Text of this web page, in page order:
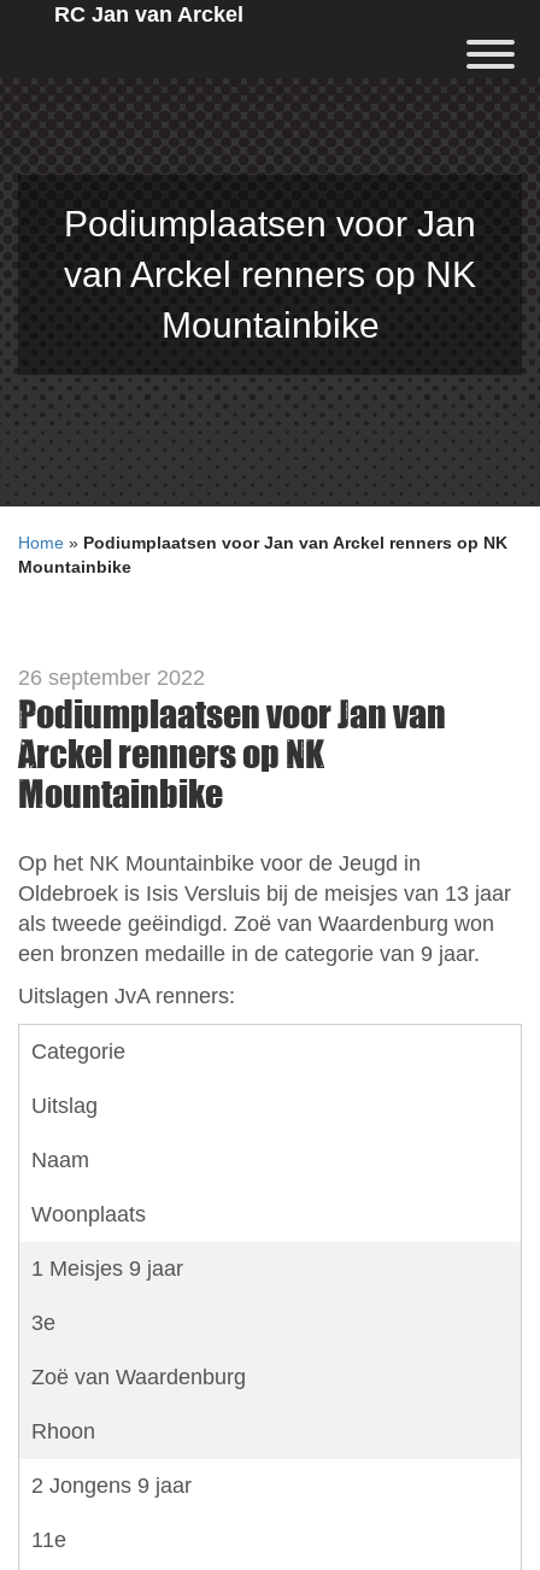
RC Jan van Arckel
Podiumplaatsen voor Jan
van Arckel renners op NK
Mountainbike
Home » Podiumplaatsen voor Jan van Arckel renners op NK
Mountainbike
26 september 2022
Podiumplaatsen voor Jan van
Arckel renners op NK
Mountainbike
Op het NK Mountainbike voor de Jeugd in
Oldebroek is Isis Versluis bij de meisjes van 13 jaar
als tweede geëindigd. Zoë van Waardenburg won
een bronzen medaille in de categorie van 9 jaar.
Uitslagen JvA renners:
Categorie
Uitslag
Naam
Woonplaats
1 Meisjes 9 jaar
3e
Zoë van Waardenburg
Rhoon
2 Jongens 9 jaar
11e